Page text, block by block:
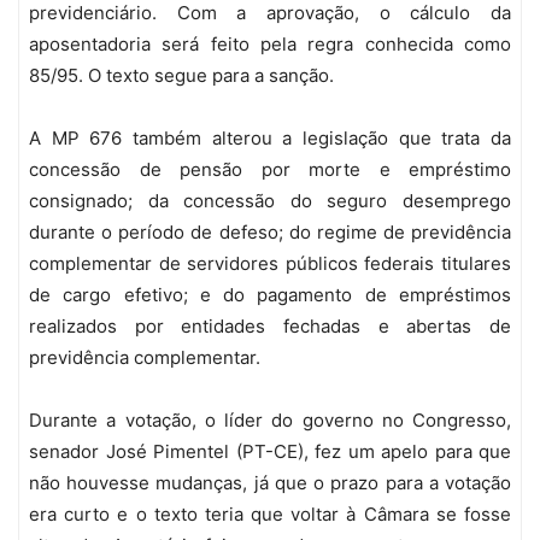
previdenciário. Com a aprovação, o cálculo da
aposentadoria será feito pela regra conhecida como
85/95. O texto segue para a sanção.
A MP 676 também alterou a legislação que trata da
concessão de pensão por morte e empréstimo
consignado; da concessão do seguro desemprego
durante o período de defeso; do regime de previdência
complementar de servidores públicos federais titulares
de cargo efetivo; e do pagamento de empréstimos
realizados por entidades fechadas e abertas de
previdência complementar.
Durante a votação, o líder do governo no Congresso,
senador José Pimentel (PT-CE), fez um apelo para que
não houvesse mudanças, já que o prazo para a votação
era curto e o texto teria que voltar à Câmara se fosse